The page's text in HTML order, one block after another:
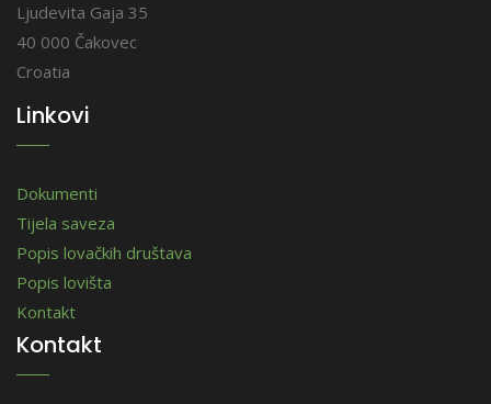
Ljudevita Gaja 35
40 000 Čakovec
Croatia
Linkovi
Dokumenti
Tijela saveza
Popis lovačkih društava
Popis lovišta
Kontakt
Kontakt